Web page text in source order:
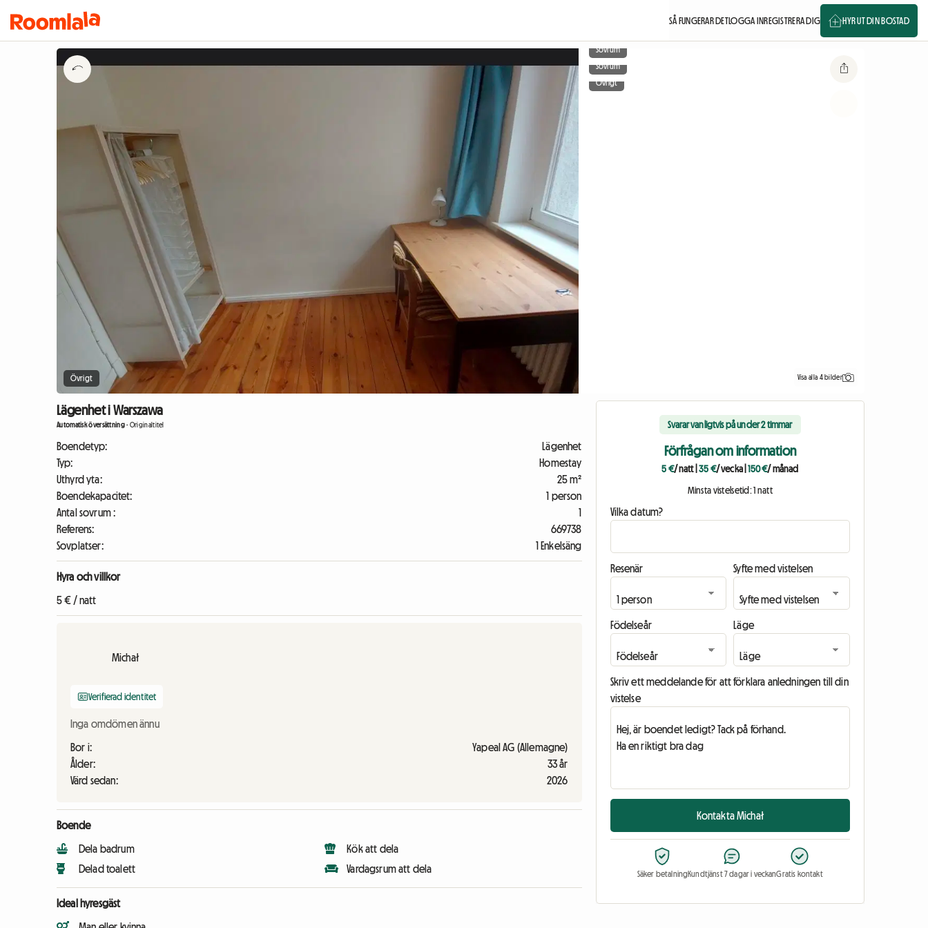
SÅ FUNGERAR DETLOGGA INREGISTRERA DIG HYR UT DIN BOSTAD
Övrigt
Sovrum
Sovrum
Övrigt
Visa alla 4 bilder
Lägenhet i Warszawa
Automatisk översättning-Originaltitel
Boendetyp:
Lägenhet
Typ:
Homestay
Uthyrd yta:
25 m²
Boendekapacitet:
1 person
Antal sovrum :
1
Referens:
669738
Sovplatser:
1 Enkelsäng
Hyra och villkor
5 € / natt
Michał
Verifierad identitet
Inga omdömen ännu
Bor i:
Yapeal AG (Allemagne)
Ålder:
33 år
Värd sedan:
2026
Boende
Dela badrum
Delad toalett
Kök att dela
Vardagsrum att dela
Ideal hyresgäst
Svarar vanligtvis på under 2 timmar
Förfrågan om information
5 €/ natt|35 €/ vecka|150 €/ månad
Minsta vistelsetid: 1 natt
Vilka datum?
Resenär Syfte med vistelsen
Födelseår Läge
Skriv ett meddelande för att förklara anledningen till din
vistelse
Kontakta Michał
Säker betalningKundtjänst 7 dagar i veckanGratis kontakt